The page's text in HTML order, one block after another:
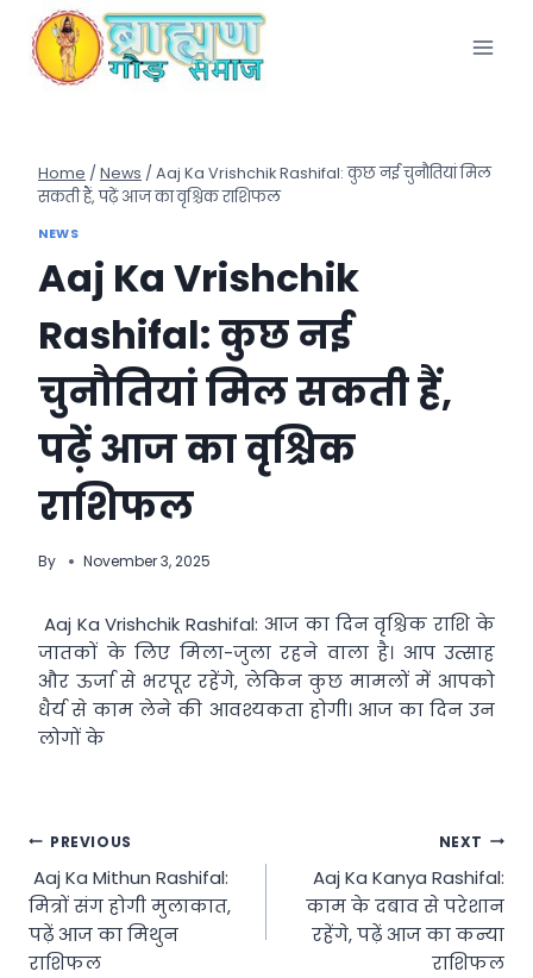
content
Home / News / Aaj Ka Vrishchik Rashifal: कुछ नई चुनौतियां मिल
सकती हैं, पढ़ें आज का वृश्चिक राशिफल
NEWS
Aaj Ka Vrishchik
Rashifal: कुछ नई
चुनौतियां मिल सकती हैं,
पढ़ें आज का वृश्चिक
राशिफल
By November 3, 2025
Aaj Ka Vrishchik Rashifal: आज का दिन वृश्चिक राशि के
जातकों के लिए मिला-जुला रहने वाला है। आप उत्साह
और ऊर्जा से भरपूर रहेंगे, लेकिन कुछ मामलों में आपको
धैर्य से काम लेने की आवश्यकता होगी। आज का दिन उन
लोगों के
Post
navigation
PREVIOUS
Aaj Ka Mithun Rashifal:
मित्रों संग होगी मुलाकात,
पढ़ें आज का मिथुन
राशिफल
NEXT
Aaj Ka Kanya Rashifal:
काम के दबाव से परेशान
रहेंगे, पढ़ें आज का कन्या
राशिफल